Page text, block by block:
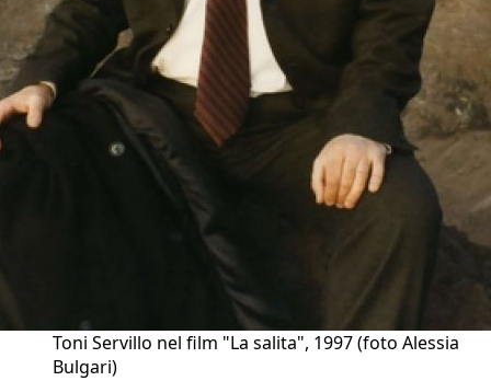
Toni Servillo nel film "La salita", 1997 (foto Alessia
Bulgari)